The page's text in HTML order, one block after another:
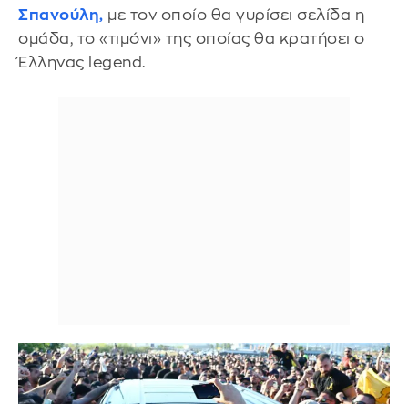
Σπανούλη, με τον οποίο θα γυρίσει σελίδα η
ομάδα, το «τιμόνι» της οποίας θα κρατήσει ο
Έλληνας legend.